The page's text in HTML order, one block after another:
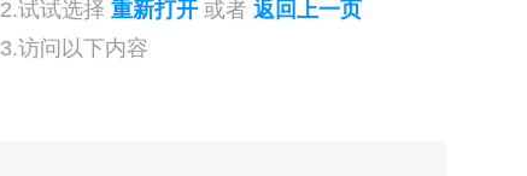
2.试试选择 重新打开 或者 返回上一页
3.访问以下内容